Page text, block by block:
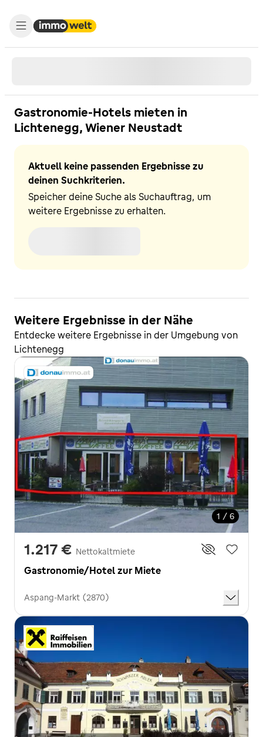
Gastronomie-Hotels mieten in
Lichtenegg, Wiener Neustadt
Aktuell keine passenden Ergebnisse zu
deinen Suchkriterien.
Speicher deine Suche als Suchauftrag, um
weitere Ergebnisse zu erhalten.
Weitere Ergebnisse in der Nähe
Entdecke weitere Ergebnisse in der Umgebung von
Lichtenegg
1 / 6
1.217 € Nettokaltmiete
Gastronomie/Hotel zur Miete
Aspang-Markt (2870)